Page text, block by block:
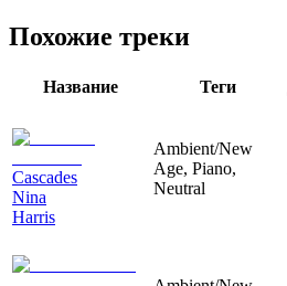
Похожие треки
Название Теги
Cascades
Nina
Harris
Ambient/New
Age, Piano,
Neutral